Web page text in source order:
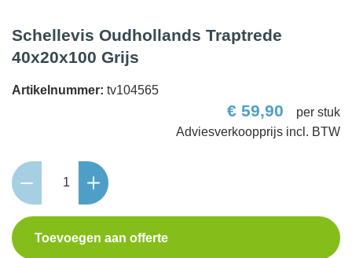
Schellevis Oudhollands Traptrede
40x20x100 Grijs
Artikelnummer: tv104565
€ 59,90 per stuk
Schellevis
Oudhollands
40x20x100
Grijs
Toevoegen aan offerte